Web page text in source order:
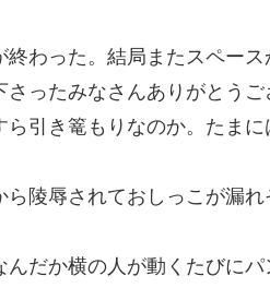
わった。結局またスペー
ったみなさんありがとう
引き篭もりなのか。たま
陵辱されておしっこが漏れ
だか横の人が動くたびに